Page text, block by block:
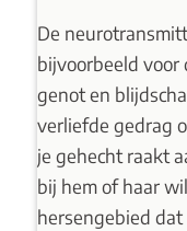
De
bijvoorbeeld voor
genot en
verliefde gedrag
je gehecht raakt
bij hem of haar
hersengebied